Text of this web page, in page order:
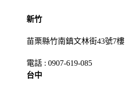
新竹
苗栗縣竹南鎮文林街43號7樓
電話 :0907-619-085
台中